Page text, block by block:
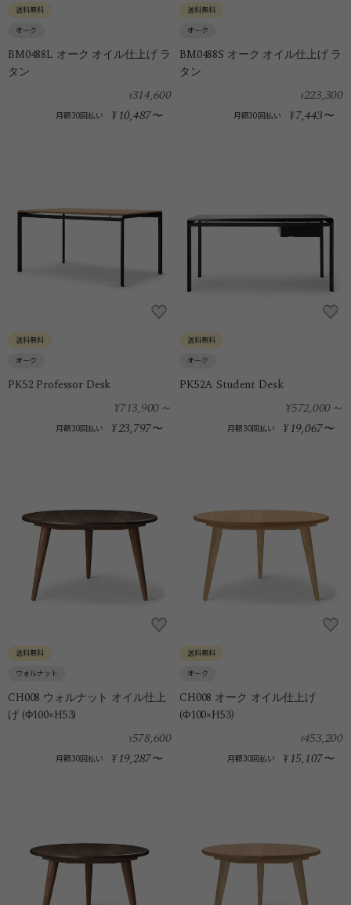
送料無料
オーク
BM0488L オーク オイル仕上げ ラ
タン
¥314,600
月額30回払い ¥ 10,487〜
送料無料
オーク
BM0488S オーク オイル仕上げ ラ
タン
¥223,300
月額30回払い ¥7,443〜
送料無料
オーク
PK52 Professor Desk
¥713,900～
月額30回払い ¥23,797〜
送料無料
オーク
PK52A Student Desk
¥572,000～
月額30回払い ¥ 19,067〜
送料無料
ウォルナット
CH008 ウォルナット オイル仕上
げ (Φ100×H53)
¥578,600
月額30回払い ¥ 19,287〜
送料無料
オーク
CH008 オーク オイル仕上げ
(Φ100×H53)
¥453,200
月額30回払い ¥ 15,107〜